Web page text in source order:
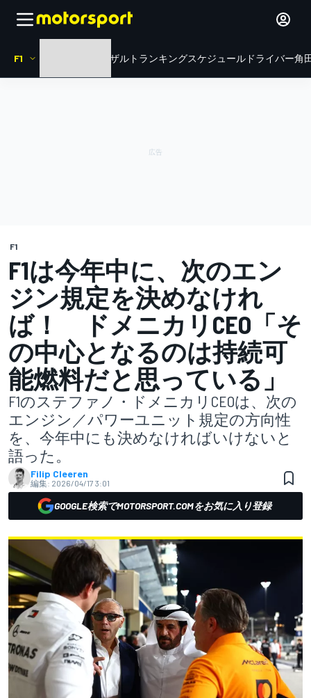
F1 リザルト ランキングスケジュール ドライバー角
F1
F1は今年中に、次のエン
ジン規定を決めなけれ
ば！ ドメニカリCEO「そ
の中心となるのは持続可
能燃料だと思っている」
F1のステファノ・ドメニカリCEOは、次の
エンジン／パワーユニット規定の方向性
を、今年中にも決めなければいけないと
語った。
Filip Cleeren
編集: 2026/04/17 3:01
GOOGLE検索でMOTORSPORT.COMをお気に入り登録